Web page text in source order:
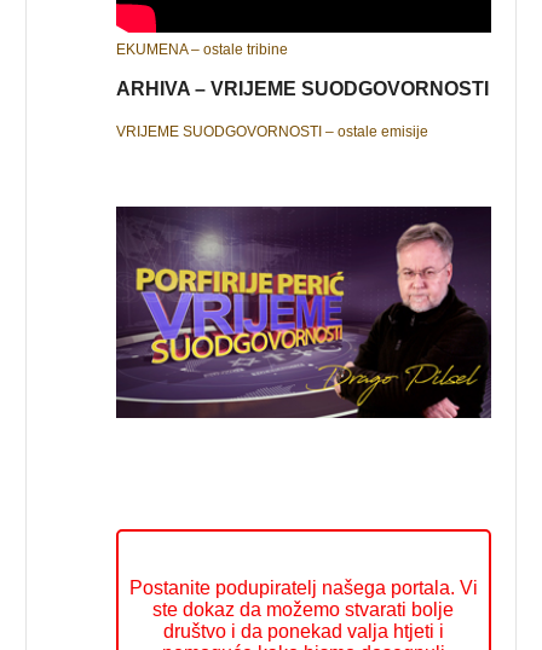
EKUMENA – ostale tribine
ARHIVA – VRIJEME SUODGOVORNOSTI
VRIJEME SUODGOVORNOSTI – ostale emisije
Postanite podupiratelj našega portala. Vi
ste dokaz da možemo stvarati bolje
društvo i da ponekad valja htjeti i